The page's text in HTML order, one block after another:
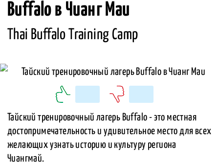
Buffalo в Чианг Маи
Thai Buffalo Training Camp
Тайский тренировочный лагерь Buffalo - это местная
достопримечательность и удивительное место для всех
желающих узнать историю и культуру региона
Чиангмай.